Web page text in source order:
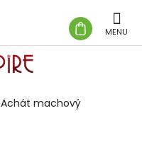
KOŠÍK
Achát machový